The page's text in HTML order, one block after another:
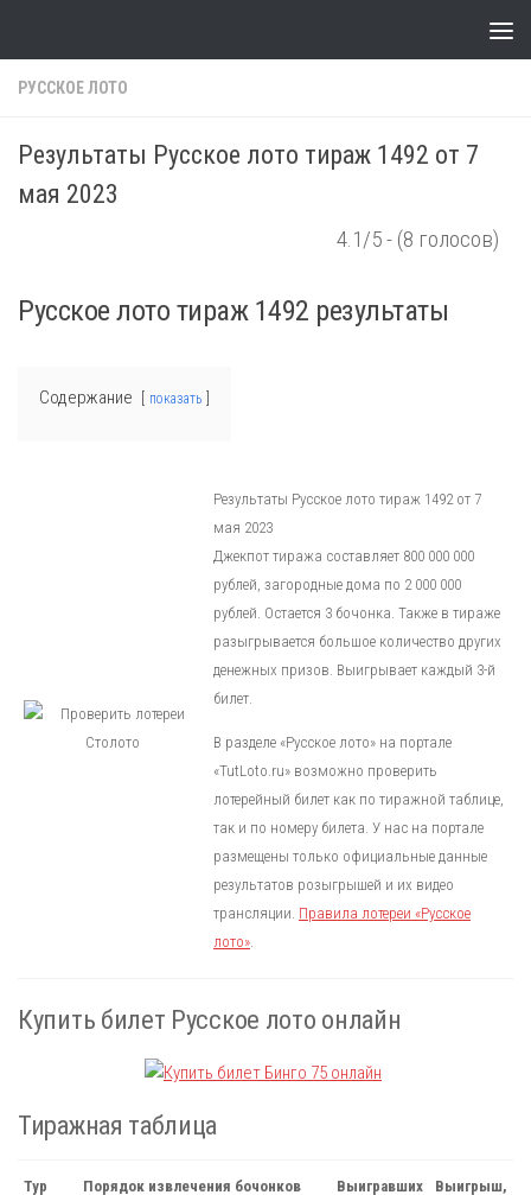
РУССКОЕ ЛОТО
Результаты Русское лото тираж 1492 от 7
мая 2023
4.1/5 - (8 голосов)
Русское лото тираж 1492 результаты
Содержание показать
Результаты Русское лото тираж 1492 от 7
мая 2023
Джекпот тиража составляет 800 000 000
рублей, загородные дома по 2 000 000
рублей. Остается 3 бочонка. Также в тираже
разыгрывается большое количество других
денежных призов. Выигрывает каждый 3-й
билет.
В разделе «Русское лото» на портале
«TutLoto.ru» возможно проверить
лотерейный билет как по тиражной таблице,
так и по номеру билета. У нас на портале
размещены только официальные данные
результатов розыгрышей и их видео
трансляции. Правила лотереи «Русское
лото».
Купить билет Русское лото онлайн
Тиражная таблица
Тур Порядок извлечения бочонков
Выигравших
Выигрыш,